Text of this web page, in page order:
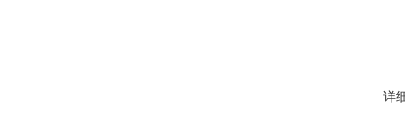
详